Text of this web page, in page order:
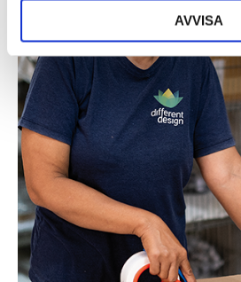
AVVISA